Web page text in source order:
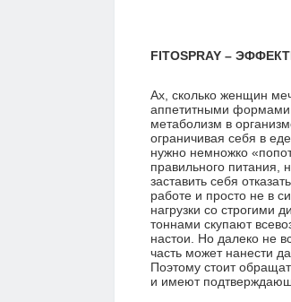
FITOSPRAY –
Ах, сколько женщин
аппетитными формами
метаболизм в
ограничивая себя в
нужно немножко
правильного питания,
заставить себя
работе и просто не в
нагрузки со строгими
тоннами скупают
настои. Но далеко не
часть может нанести
Поэтому стоит
и имеют